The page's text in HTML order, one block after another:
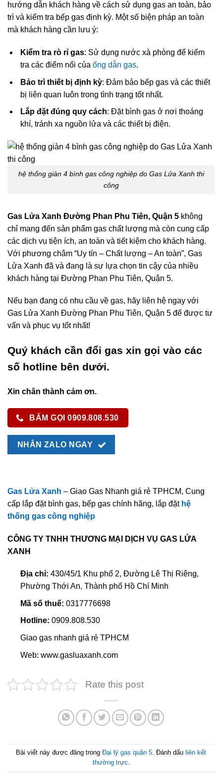
hướng dẫn khách hàng về cách sử dụng gas an toàn, bảo
trì và kiểm tra bếp gas định kỳ. Một số biện pháp an toàn
mà khách hàng cần lưu ý:
Kiểm tra rò rỉ gas: Sử dụng nước xà phòng để kiểm
tra các điểm nối của ống dẫn gas.
Bảo trì thiết bị định kỳ: Đảm bảo bếp gas và các thiết
bị liên quan luôn trong tình trạng tốt nhất.
Lắp đặt đúng quy cách: Đặt bình gas ở nơi thoáng
khí, tránh xa nguồn lửa và các thiết bị điện.
hệ thống giàn 4 bình gas công nghiệp do Gas Lửa Xanh thi
công
Gas Lửa Xanh Đường Phan Phu Tiên, Quận 5 không
chỉ mang đến sản phẩm gas chất lượng mà còn cung cấp
các dịch vụ tiện ích, an toàn và tiết kiệm cho khách hàng.
Với phương châm “Uy tín – Chất lượng – An toàn”, Gas
Lửa Xanh đã và đang là sự lựa chọn tin cậy của nhiều
khách hàng tại Đường Phan Phu Tiên, Quận 5.
Nếu bạn đang có nhu cầu về gas, hãy liên hệ ngay với
Gas Lửa Xanh Đường Phan Phu Tiên, Quận 5 để được tư
vấn và phục vụ tốt nhất!
Quý khách cần đổi gas xin gọi vào các
số hotline bên dưới.
Xin chân thành cảm ơn.
BẤM GỌI 0909.808.530
NHẮN ZALO NGAY
Gas Lửa Xanh – Giao Gas Nhanh giá rẻ TPHCM, Cung
cấp lắp đặt bình gas, bếp gas chính hãng, lắp đặt hệ
thống gas công nghiệp
CÔNG TY TNHH THƯƠNG MẠI DỊCH VỤ GAS LỬA
XANH
Địa chỉ: 430/45/1 Khu phố 2, Đường Lê Thị Riêng,
Phường Thới An, Thành phố Hồ Chí Minh
Mã số thuế: 0317776698
Hotline: 0909.808.530
Giao gas nhanh giá rẻ TPHCM
Web: www.gasluaxanh.com
Rate this post
Bài viết này được đăng trong Đại lý gas quận 5. Đánh dấu liên kết
thường trực.